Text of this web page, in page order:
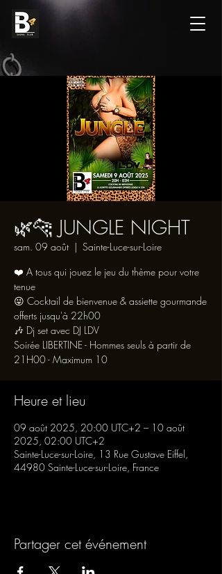
🌿🐆 JUNGLE NIGHT
sam. 09 août
  |
Sainte-Luce-sur-Loire
❤️ A tous qui jouez le jeu du thème pour votre
tenue
😜 Cocktail de bienvenue & assiette gourmande
offerts jusqu'à 22h00
🎶 Dj set avec DJ LDV
Soirée LIBERTINE - Hommes seuls à partir de
21H00 - Maximum 10
Heure et lieu
09 août 2025, 20:00 UTC+2 – 10 août
2025, 02:00 UTC+2
Sainte-Luce-sur-Loire, 13 Rue Gustave Eiffel,
44980 Sainte-Luce-sur-Loire, France
Partager cet événement